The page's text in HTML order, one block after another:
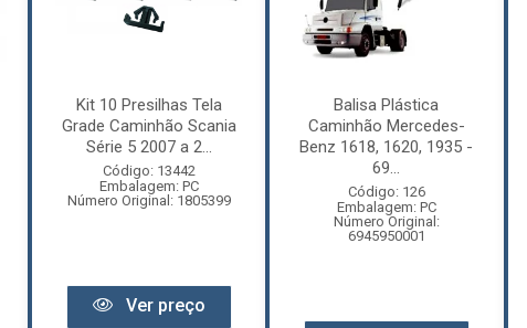
Kit 10 Presilhas Tela
Grade Caminhão Scania
Série 5 2007 a 2...
Código: 13442
Embalagem: PC
Número Original: 1805399
Ver preço
Balisa Plástica
Caminhão Mercedes-
Benz 1618, 1620, 1935 -
69...
Código: 126
Embalagem: PC
Número Original:
6945950001